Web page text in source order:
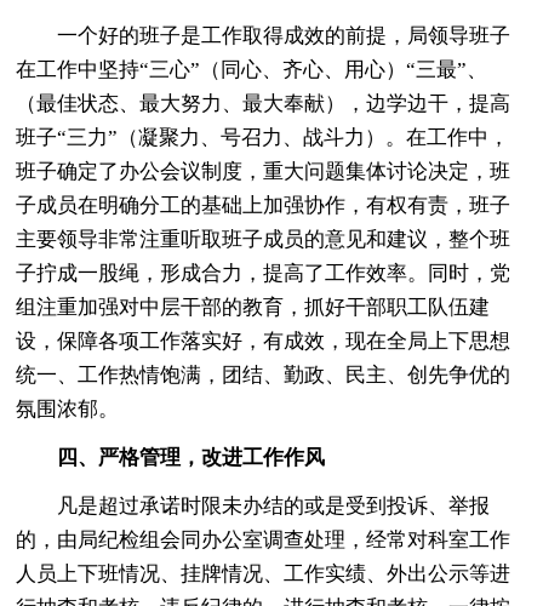
一个好的班子是工作取得成效的前提，局领导班子
在工作中坚持“三心”（同心、齐心、用心）“三最”、
（最佳状态、最大努力、最大奉献），边学边干，提高
班子“三力”（凝聚力、号召力、战斗力）。在工作中，
班子确定了办公会议制度，重大问题集体讨论决定，班
子成员在明确分工的基础上加强协作，有权有责，班子
主要领导非常注重听取班子成员的意见和建议，整个班
子拧成一股绳，形成合力，提高了工作效率。同时，党
组注重加强对中层干部的教育，抓好干部职工队伍建
设，保障各项工作落实好，有成效，现在全局上下思想
统一、工作热情饱满，团结、勤政、民主、创先争优的
氛围浓郁。
四、严格管理，改进工作作风
凡是超过承诺时限未办结的或是受到投诉、举报
的，由局纪检组会同办公室调查处理，经常对科室工作
人员上下班情况、挂牌情况、工作实绩、外出公示等进